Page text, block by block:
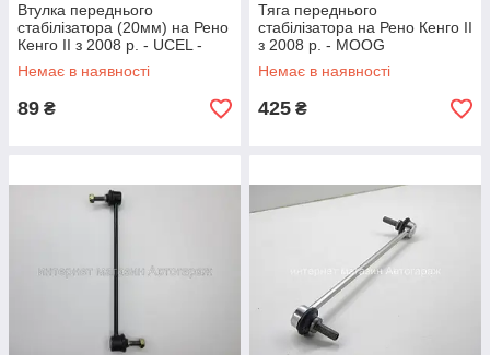
Втулка переднього
стабілізатора (20мм) на Рено
Кенго II з 2008 р. - UCEL -
10531
Немає в наявності
89 ₴
Тяга переднього
стабілізатора на Рено Кенго II
з 2008 р. - MOOG
(Німеччина) - RE-LS-2088
Немає в наявності
425 ₴